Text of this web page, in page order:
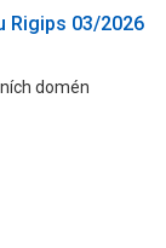
Rigips 03/2026
domén